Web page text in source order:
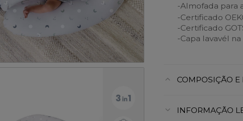
-Almofada para
-Certificado
-Certificado
-Capa lavavél
COMPOSIÇÃO
INFORMAÇÃO